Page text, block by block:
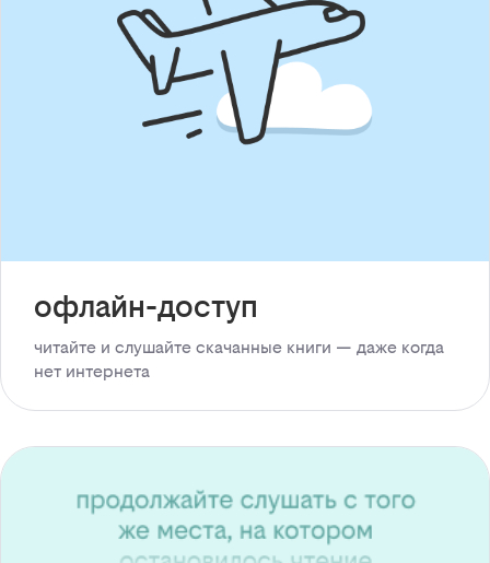
офлайн-доступ
читайте и слушайте скачанные книги — даже когда
нет интернета